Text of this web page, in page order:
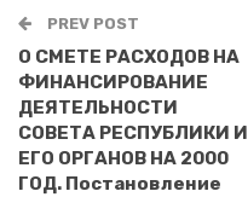
PREV POST
О СМЕТЕ РАСХОДОВ НА
ФИНАНСИРОВАНИЕ
ДЕЯТЕЛЬНОСТИ
СОВЕТА РЕСПУБЛИКИ И
ЕГО ОРГАНОВ НА 2000
ГОД. Постановление